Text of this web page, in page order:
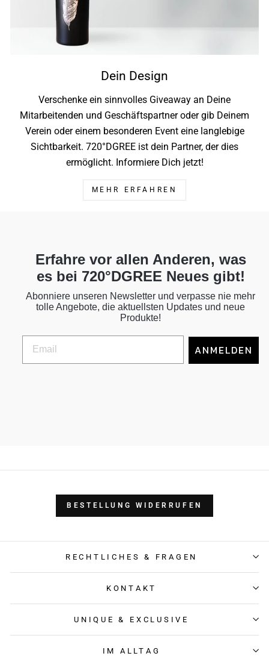
Dein Design
Verschenke ein sinnvolles Giveaway an Deine
Mitarbeitenden und Geschäftspartner oder gib Deinem
Verein oder einem besonderen Event eine langlebige
Sichtbarkeit. 720°DGREE ist dein Partner, der dies
ermöglicht. Informiere Dich jetzt!
MEHR ERFAHREN
Erfahre vor allen Anderen, was
es bei 720°DGREE Neues gibt!
Abonniere unseren Newsletter und verpasse nie mehr
tolle Angebote, die aktuellsten Updates und neue
Produkte!
ANMELDEN
BESTELLUNG WIDERRUFEN
RECHTLICHES & FRAGEN
KONTAKT
UNIQUE & EXCLUSIVE
IM ALLTAG